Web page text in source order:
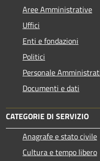
Aree Amministrative
Uffici
Enti e fondazioni
Politici
Personale
Documenti e dati
CATEGORIE DI SERVIZIO
Anagrafe e stato civile
Cultura e tempo libero